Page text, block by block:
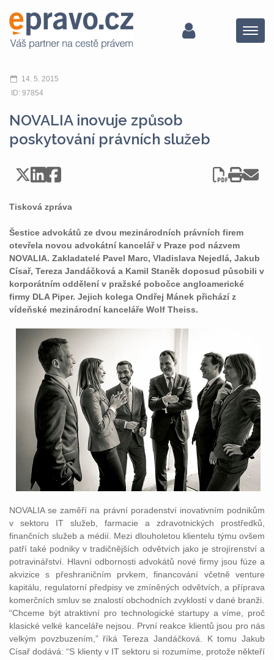
Menu
14. 5. 2015
ID: 97854
NOVALIA inovuje způsob
poskytování právních služeb
Tisková zpráva
Šestice advokátů ze dvou mezinárodních právních firem
otevřela novou advokátní kancelář v Praze pod názvem
NOVALIA. Zakladatelé Pavel Marc, Vladislava Nejedlá, Jakub
Císař, Tereza Jandáčková a Kamil Staněk doposud působili v
korporátním oddělení v pražské pobočce angloamerické
firmy DLA Piper. Jejich kolega Ondřej Mánek přichází z
vídeňské mezinárodní kanceláře Wolf Theiss.
NOVALIA se zaměří na právní poradenství inovativním podnikům
v sektoru IT služeb, farmacie a zdravotnických prostředků,
finančních služeb a médií. Mezi dlouholetou klientelu týmu ovšem
patří také podniky v tradičnějších odvětvích jako je strojírenství a
potravinářství. Hlavní odbornosti advokátů nové firmy jsou fúze a
akvizice s přeshraničním prvkem, financování včetně venture
kapitálu, regulatorní předpisy ve zmíněných odvětvích, a příprava
komerčních smluv se znalostí obchodních zvyklostí v dané branži.
“Chceme být atraktivní pro technologické startupy a víme, proč
klasické velké kanceláře nejsou. První reakce klientů jsou pro nás
velkým povzbuzením,” říká Tereza Jandáčková. K tomu Jakub
Císař dodává: “S klienty v IT sektoru si rozumíme, protože někteří